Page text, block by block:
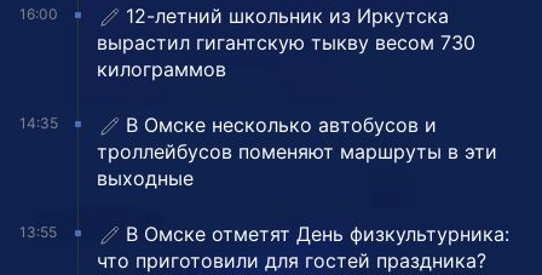
16:00
12-летний школьник из Иркутска
вырастил гигантскую тыкву весом 730
килограммов
14:35
В Омске несколько автобусов и
троллейбусов поменяют маршруты в эти
выходные
13:55
В Омске отметят День физкультурника:
что приготовили для гостей праздника?